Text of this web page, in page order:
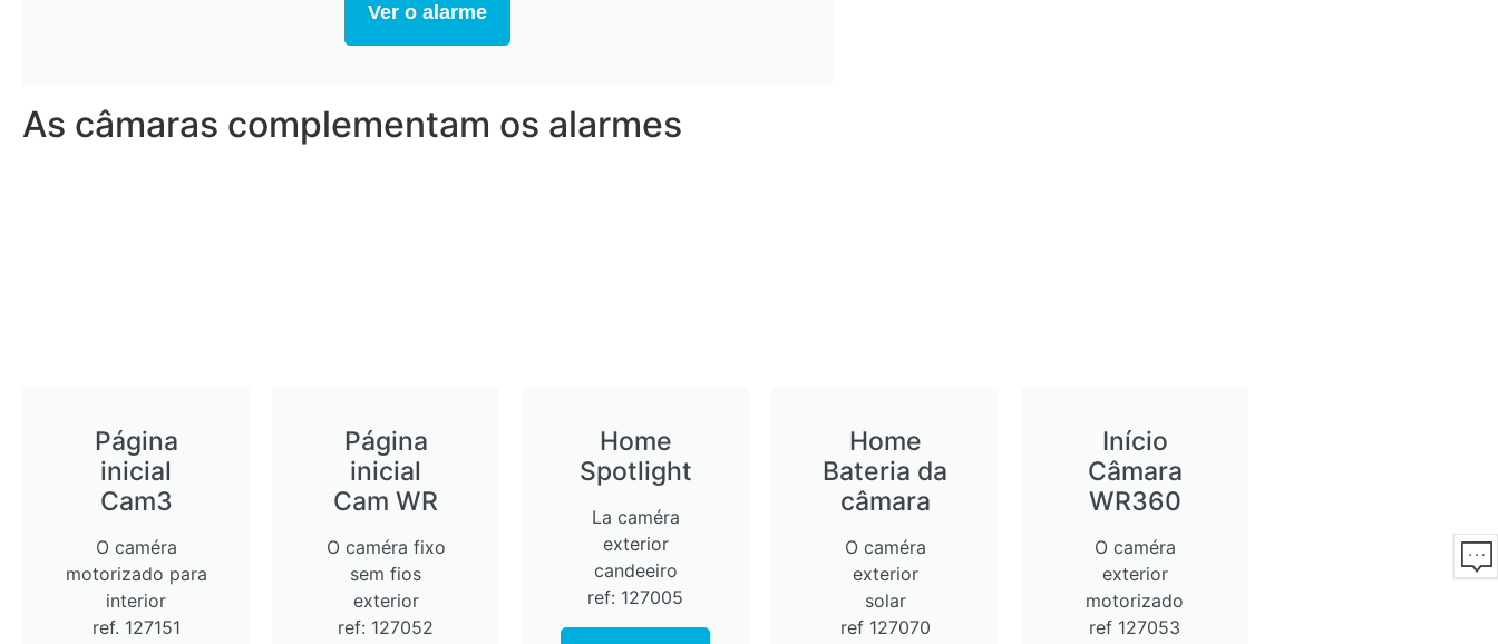
Ver o alarme
As câmaras complementam os alarmes
Página
inicial
Cam3
O caméra
motorizado para
interior
ref. 127151
Página
inicial
Cam WR
O caméra fixo
sem fios
exterior
ref: 127052
Home
Spotlight
La caméra
exterior
candeeiro
ref: 127005
Home
Bateria da
câmara
O caméra
exterior
solar
ref 127070
Início
Câmara
WR360
O caméra
exterior
motorizado
ref 127053